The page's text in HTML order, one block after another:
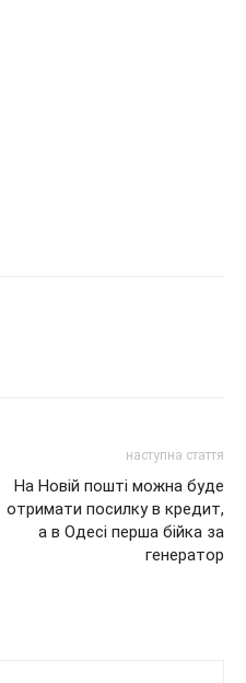
наступна стаття
На Новій пошті можна буде
отримати посилку в кредит,
а в Одесі перша бійка за
генератор